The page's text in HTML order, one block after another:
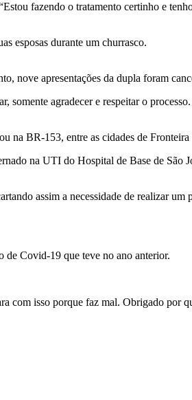
fazendo o tratamento certinho e
esposas durante um churrasco.
nove apresentações da dupla foram
somente agradecer e respeitar o
na BR-153, entre as cidades de
na UTI do Hospital de Base de São
assim a necessidade de realizar um
de Covid-19 que teve no ano anterior.
com isso porque faz mal. Obrigado por